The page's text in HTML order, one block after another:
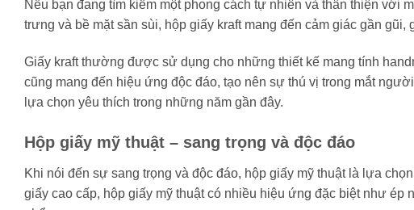
Nếu bạn đang tìm kiếm một phong cách tự nhiên và thân thiện
trưng và bề mặt sần sùi, hộp giấy kraft mang đến cảm giác gần
Giấy kraft thường được sử dụng cho những thiết kế mang tính
cũng mang đến hiệu ứng độc đáo, tạo nên sự thú vị trong mắt
lựa chọn yêu thích trong những năm gần đây.
Hộp giấy mỹ thuật – sang trọng và độc đáo
Khi nói đến sự sang trọng và độc đáo, hộp giấy mỹ thuật là lựa
giấy cao cấp, hộp giấy mỹ thuật có nhiều hiệu ứng đặc biệt như ép